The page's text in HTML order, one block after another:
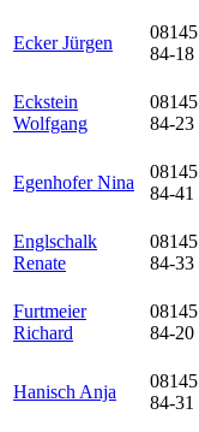
Ecker Jürgen
08145
84-18
Eckstein
Wolfgang
08145
84-23
Egenhofer Nina
08145
84-41
Englschalk
Renate
08145
84-33
Furtmeier
Richard
08145
84-20
Hanisch Anja
08145
84-31